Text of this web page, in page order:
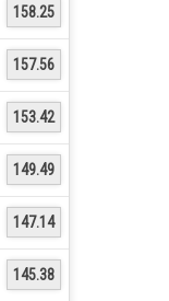
158.25
157.56
153.42
149.49
147.14
145.38